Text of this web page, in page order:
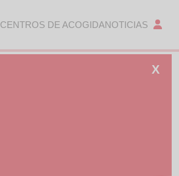
CENTROS DE ACOGIDANOTICIAS
X